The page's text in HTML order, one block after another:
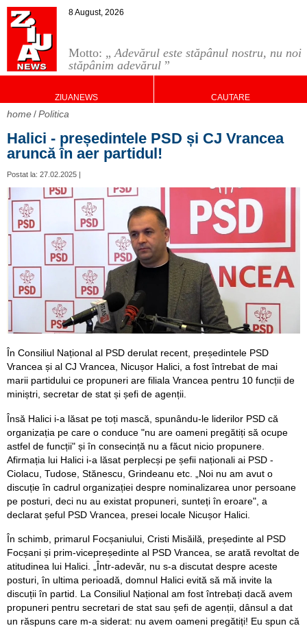
Motto: „Adevărul este stăpânul nostru, nu noi
stăpânim adevărul ”
8 August, 2026
ZIUANEWS CAUTARE
home Politica
Halici - președintele PSD și CJ Vrancea
aruncă în aer partidul!
Postat la: 27.02.2025 |
În Consiliul Național al PSD derulat recent, președintele PSD
Vrancea și al CJ Vrancea, Nicușor Halici, a fost întrebat de mai
marii partidului ce propuneri are filiala Vrancea pentru 10 funcții de
miniștri, secretar de stat și șefi de agenții.
Însă Halici i-a lăsat pe toți mască, spunându-le liderilor PSD că
organizația pe care o conduce "nu are oameni pregătiți să ocupe
astfel de funcții" și în consecință nu a făcut nicio propunere.
Afirmația lui Halici i-a lăsat perplecși pe șefii naționali ai PSD -
Ciolacu, Tudose, Stănescu, Grindeanu etc. „Noi nu am avut o
discuție în cadrul organizației despre nominalizarea unor persoane
pe posturi, deci nu au existat propuneri, sunteți în eroare", a
declarat șeful PSD Vrancea, presei locale Nicușor Halici.
În schimb, primarul Focșaniului, Cristi Misăilă, președinte al PSD
Focșani și prim-vicepreședinte al PSD Vrancea, se arată revoltat de
atitudinea lui Halici. „Într-adevăr, nu s-a discutat despre aceste
posturi, în ultima perioadă, domnul Halici evită să mă invite la
discuții în partid. La Consiliul Național am fost întrebați dacă avem
propuneri pentru secretari de stat sau șefi de agenții, dânsul a dat
un răspuns care m-a siderat: nu avem oameni pregătiți! Eu spun că